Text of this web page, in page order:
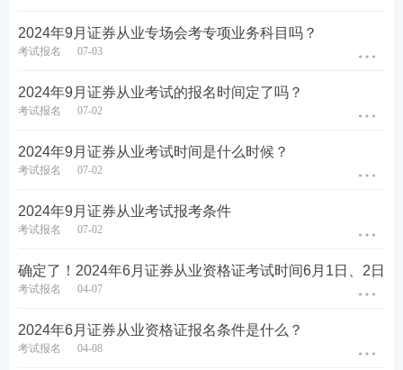
第五步：没报考的的新考生需上传个人寸照，老考生
无需上传，沿用原来的照片即可。
2024年9月证券从业专场会考专项业务科目吗？
考试报名 07-03
2024年9月证券从业考试的报名时间定了吗？
考试报名 07-02
2024年9月证券从业考试时间是什么时候？
考试报名 07-02
2024年9月证券从业考试报考条件
考试报名 07-02
确定了！2024年6月证券从业资格证考试时间6月1日、2日
考试报名 04-07
2024年6月证券从业资格证报名条件是什么？
考试报名 04-08